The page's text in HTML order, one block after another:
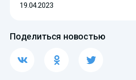
19.04.2023
Поделиться новостью